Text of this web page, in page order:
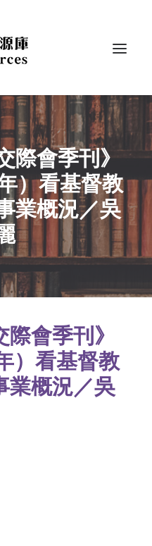
際會季刊》
）看基督教
業概況／吳
會季刊》
）看基督教
業概況／吳